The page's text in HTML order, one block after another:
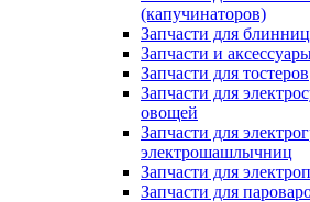
(капучинаторов)
Запчасти для блинниц
Запчасти и
Запчасти для тостеров
Запчасти для
овощей
Запчасти для
электрошашлычниц
Запчасти для
Запчасти для